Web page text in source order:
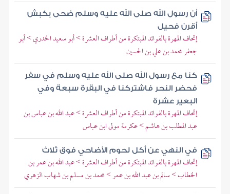
أن رسول الله صلى الله عليه وسلم ضحى بكبش
أقرن فحيل
إتحاف المهرة بالفوائد المبتكرة من أطراف العشرة > أبو سعيد الخدري > أبو
جعفر محمد بن علي بن الحسين
كنا مع رسول الله صلى الله عليه وسلم في سفر
فحضر النحر فاشتركنا في البقرة سبعة وفي
البعير عشرة
إتحاف المهرة بالفوائد المبتكرة من أطراف العشرة > عبد الله بن عباس بن
عبد المطلب بن هاشم > عكرمة مولى ابن عباس
في النهي عن أكل لحوم الأضاحي فوق ثلاث
إتحاف المهرة بالفوائد المبتكرة من أطراف العشرة > عبد الله بن عمر بن
الخطاب > سالم بن عبد الله بن عمر > محمد بن مسلم بن شهاب الزهري